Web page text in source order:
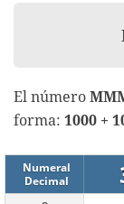
El número
forma: 1000 +
Numeral
Decimal